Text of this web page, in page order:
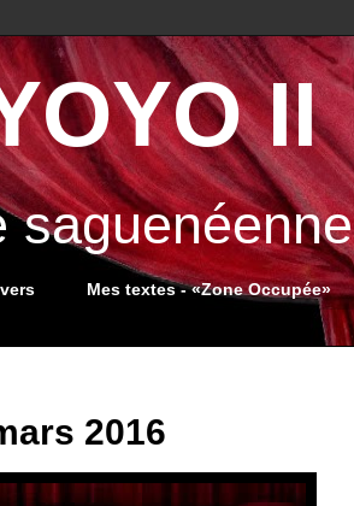
II
saguenéenne
Mes textes - «Zone Occupée»
2016